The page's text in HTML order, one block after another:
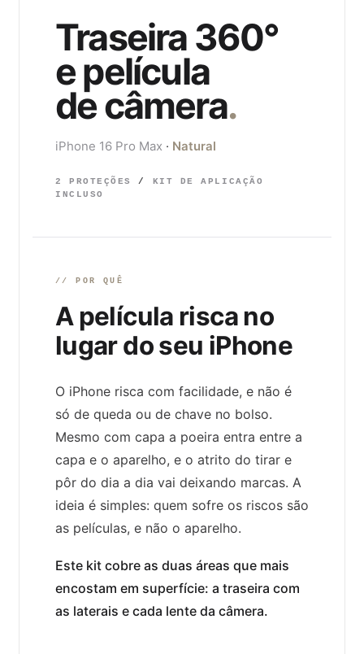
Traseira 360°
e película
de câmera.
iPhone 16 Pro Max · Natural
2 PROTEÇÕES/
KIT DE APLICAÇÃO
INCLUSO
// POR QUÊ
A película risca no
lugar do seu iPhone
O iPhone risca com facilidade, e não é
só de queda ou de chave no bolso.
Mesmo com capa a poeira entra entre a
capa e o aparelho, e o atrito do tirar e
pôr do dia a dia vai deixando marcas. A
ideia é simples: quem sofre os riscos são
as películas, e não o aparelho.
Este kit cobre as duas áreas que mais
encostam em superfície: a traseira com
as laterais e cada lente da câmera.